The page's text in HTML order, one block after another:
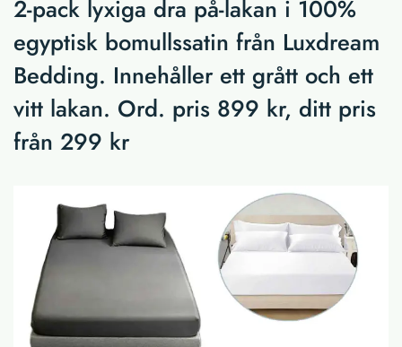
2-pack lyxiga dra på-lakan i 100%
egyptisk bomullssatin från Luxdream
Bedding. Innehåller ett grått och ett
vitt lakan. Ord. pris 899 kr, ditt pris
från 299 kr